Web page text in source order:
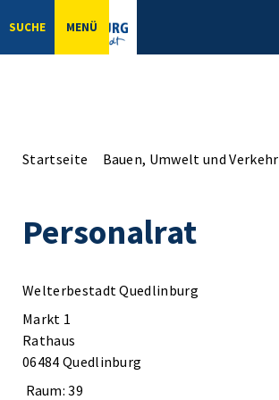
SUCHE MENÜ
Startseite Bauen, Umwelt und Verkehr
Personalrat
Welterbestadt Quedlinburg
Markt 1
Rathaus
06484 Quedlinburg
Raum: 39